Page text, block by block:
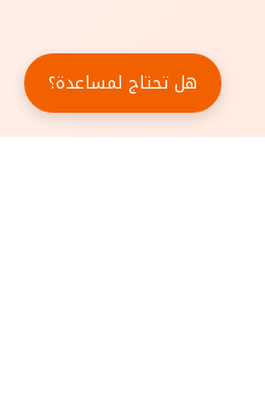
هل تحتاج لمساعدة؟